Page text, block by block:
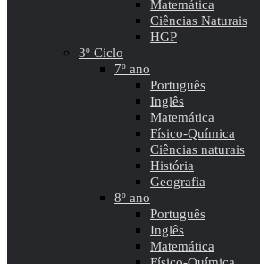
Matemática
Ciências Naturais
HGP
3º Ciclo
7º ano
Português
Inglês
Matemática
Físico-Química
Ciências naturais
História
Geografia
8º ano
Português
Inglês
Matemática